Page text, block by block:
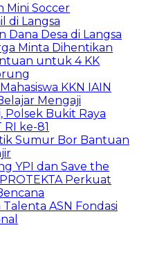
Mini Soccer
di Langsa
Desa di Langsa
Minta Dihentikan
untuk 4 KK
KKN IAIN
Mengaji
Polsek Bukit Raya
ke-81
Sumur Bor Bantuan
YPI dan Save the
Perkuat
ASN Fondasi